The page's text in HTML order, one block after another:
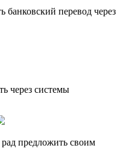
банковский перевод через
через системы
рад предложить своим